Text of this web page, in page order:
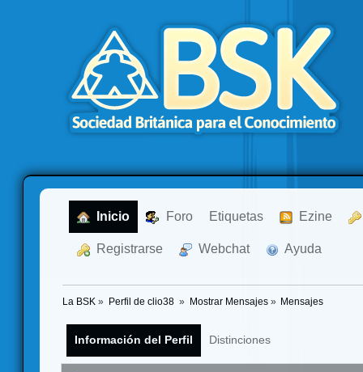
Inicio Foro Etiquetas Ezine
Registrarse Webchat Ayuda
La BSK » Perfil de clio38 » Mostrar Mensajes» Mensajes
Información del Perfil Distinciones